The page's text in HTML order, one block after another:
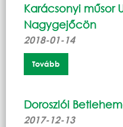
Karácsonyi műsor
Nagygejőcön
2018-01-14
Tovább
Doroszlói
2017-12-13